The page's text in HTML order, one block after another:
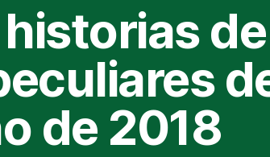
de 2018